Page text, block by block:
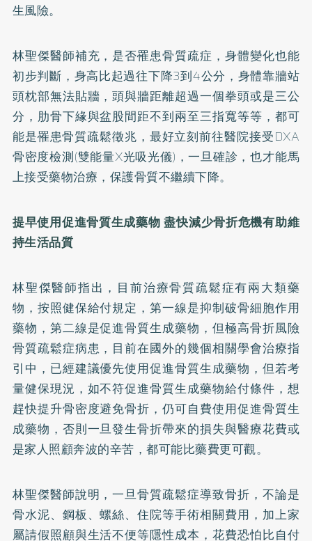
生風險。
林聖傑醫師補充，是否罹患骨質疏症，身體變化也能
初步判斷，身高比起過往下降3到4公分，身體靠牆站
頭枕部無法貼牆，頭與牆距離超過一個拳頭或是三公
分，肋骨下緣與盆股間距不到兩至三指寬等等，都可
能是罹患骨質疏鬆徵兆，最好立刻前往醫院接受DXA
骨密度檢測(雙能量X光吸光儀)，一旦確診，也才能馬
上接受藥物治療，保護骨質不繼續下降。
提早使用促進骨質生成藥物 盡快減少骨折危機有助維
持生活品質
林聖傑醫師指出，目前治療骨質疏鬆症有兩大類藥
物，按照健保給付規定，第一線是抑制破骨細胞作用
藥物，第二線是促進骨質生成藥物，但極高骨折風險
骨質疏鬆症病患，目前在國外的幾個相關學會治療指
引中，已經建議優先使用促進骨質生成藥物，但若考
量健保現況，如不符促進骨質生成藥物給付條件，想
趕快提升骨密度避免骨折，仍可自費使用促進骨質生
成藥物，否則一旦發生骨折帶來的損失與醫療花費或
是家人照顧奔波的辛苦，都可能比藥費更可觀。
林聖傑醫師說明，一旦骨質疏鬆症導致骨折，不論是
骨水泥、鋼板、螺絲、住院等手術相關費用，加上家
屬請假照顧與生活不便等隱性成本，花費恐怕比自付